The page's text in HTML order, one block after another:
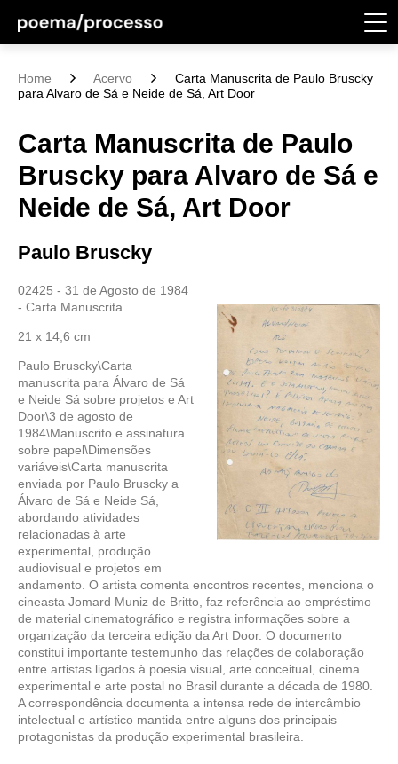
Home Acervo
Carta Manuscrita de Paulo Bruscky
para Alvaro de Sá e Neide de Sá, Art Door
Carta Manuscrita de Paulo
Bruscky para Alvaro de Sá e
Neide de Sá, Art Door
Paulo Bruscky
02425 - 31 de Agosto de 1984
- Carta Manuscrita
21 x 14,6 cm
Paulo Bruscky\Carta
manuscrita para Álvaro de Sá
e Neide Sá sobre projetos e Art
Door\3 de agosto de
1984\Manuscrito e assinatura
sobre papel\Dimensões
variáveis\Carta manuscrita
enviada por Paulo Bruscky a
Álvaro de Sá e Neide Sá,
abordando atividades
relacionadas à arte
experimental, produção
audiovisual e projetos em
andamento. O artista comenta encontros recentes, menciona o
cineasta Jomard Muniz de Britto, faz referência ao empréstimo
de material cinematográfico e registra informações sobre a
organização da terceira edição da Art Door. O documento
constitui importante testemunho das relações de colaboração
entre artistas ligados à poesia visual, arte conceitual, cinema
experimental e arte postal no Brasil durante a década de 1980.
A correspondência documenta a intensa rede de intercâmbio
intelectual e artístico mantida entre alguns dos principais
protagonistas da produção experimental brasileira.